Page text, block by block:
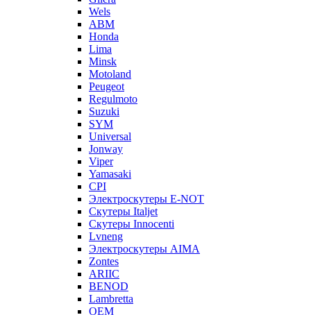
Wels
ABM
Honda
Lima
Minsk
Motoland
Peugeot
Regulmoto
Suzuki
SYM
Universal
Jonway
Viper
Yamasaki
CPI
Электроскутеры E-NOT
Скутеры Italjet
Скутеры Innocenti
Lvneng
Электроскутеры AIMA
Zontes
ARIIC
BENOD
Lambretta
OEM